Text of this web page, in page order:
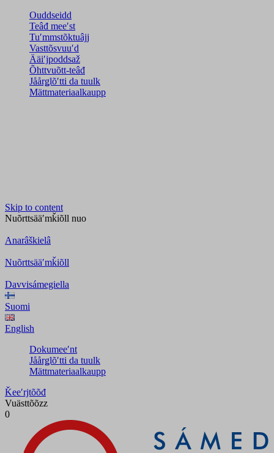
Ouddseidd
Teâđ meeʹst
Tuʹmmstõktuâjj
Vasttõsvuuʹd
Ääiʹjpoddsaž
Õhttvuõtt-teâđ
Jåårǥlõʹtti da tuulk
Mättmateriaalkaupp
Skip to content
Nuõrttsääʹmǩiõll nuo
Anarâškielâ
Nuõrttsääʹmǩiõll
Davvisámegiella
Suomi
English
Dokumeeʹnt
Jåårǥlõʹtti da tuulk
Mättmateriaalkaupp
Ǩeeʹrjtõõđ
Vuästtõõzz
0